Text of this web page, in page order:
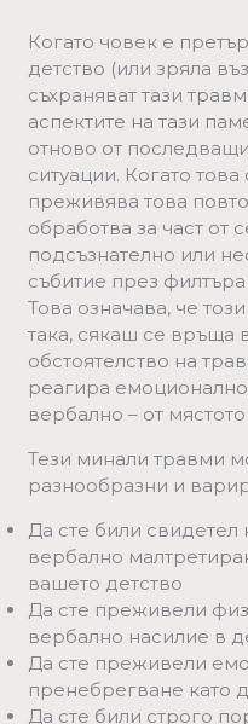
Когато човек е
детство (или зряла
съхраняват тази
аспектите на тази
отново от
ситуации. Когато това
преживява това
обработва за част от
подсъзнателно или
събитие през
Това означава, че
така, сякаш се връща
обстоятелство на
реагира
вербално – от
Тези минали травми
разнообразни и
Да сте били
вербално
вашето детство
Да сте преживели
вербално насилие в
Да сте преживели
пренебрегване като
Да сте били строго